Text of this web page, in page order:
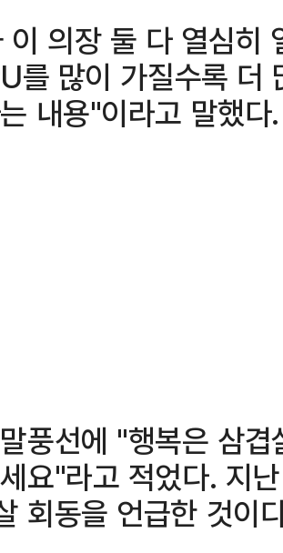
이 의장 둘 다 열심히
를 많이 가질수록 더
내용"이라고 말했다.
풍선에 "행복은 삼
요"라고 적었다. 지
회동을 언급한 것이